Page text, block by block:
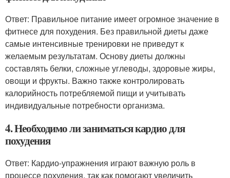
Ответ: Правильное питание имеет огромное значение в
фитнесе для похудения. Без правильной диеты даже
самые интенсивные тренировки не приведут к
желаемым результатам. Основу диеты должны
составлять белки, сложные углеводы, здоровые жиры,
овощи и фрукты. Важно также контролировать
калорийность потребляемой пищи и учитывать
индивидуальные потребности организма.
4. Необходимо ли заниматься кардио для
похудения
Ответ: Кардио-упражнения играют важную роль в
процессе похудения, так как помогают увеличить